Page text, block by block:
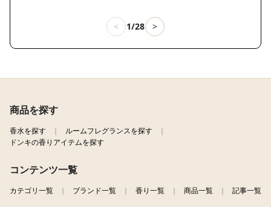
< 1/28 >
商品を探す
香水を探す
ルームフレグランスを探す
ドンキの香りアイテムを探す
コンテンツ一覧
カテゴリ一覧 ブランド一覧 香り一覧 商品一覧 記事一覧